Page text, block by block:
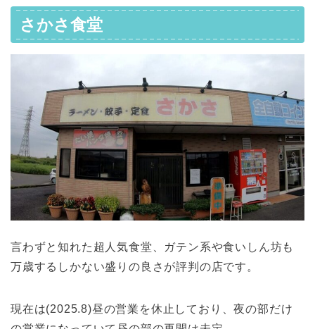
さかさ食堂
言わずと知れた超人気食堂、ガテン系や食いしん坊も
万歳するしかない盛りの良さが評判の店です。
現在は(2025.8)昼の営業を休止しており、夜の部だけ